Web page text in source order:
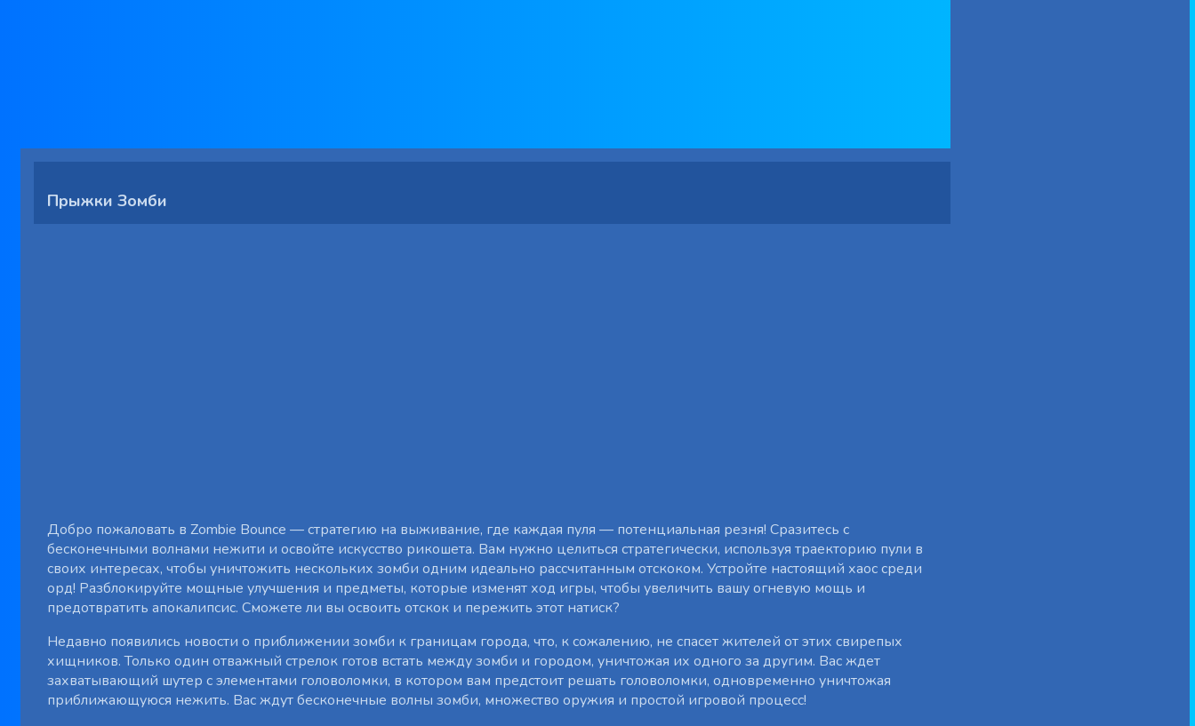
Прыжки Зомби
Добро пожаловать в Zombie Bounce — стратегию на выживание, где каждая пуля — потенциальная резня! Сразитесь с
бесконечными волнами нежити и освойте искусство рикошета. Вам нужно целиться стратегически, используя траекторию пули в
своих интересах, чтобы уничтожить нескольких зомби одним идеально рассчитанным отскоком. Устройте настоящий хаос среди
орд! Разблокируйте мощные улучшения и предметы, которые изменят ход игры, чтобы увеличить вашу огневую мощь и
предотвратить апокалипсис. Сможете ли вы освоить отскок и пережить этот натиск?
Недавно появились новости о приближении зомби к границам города, что, к сожалению, не спасет жителей от этих свирепых
хищников. Только один отважный стрелок готов встать между зомби и городом, уничтожая их одного за другим. Вас ждет
захватывающий шутер с элементами головоломки, в котором вам предстоит решать головоломки, одновременно уничтожая
приближающуюся нежить. Вас ждут бесконечные волны зомби, множество оружия и простой игровой процесс!